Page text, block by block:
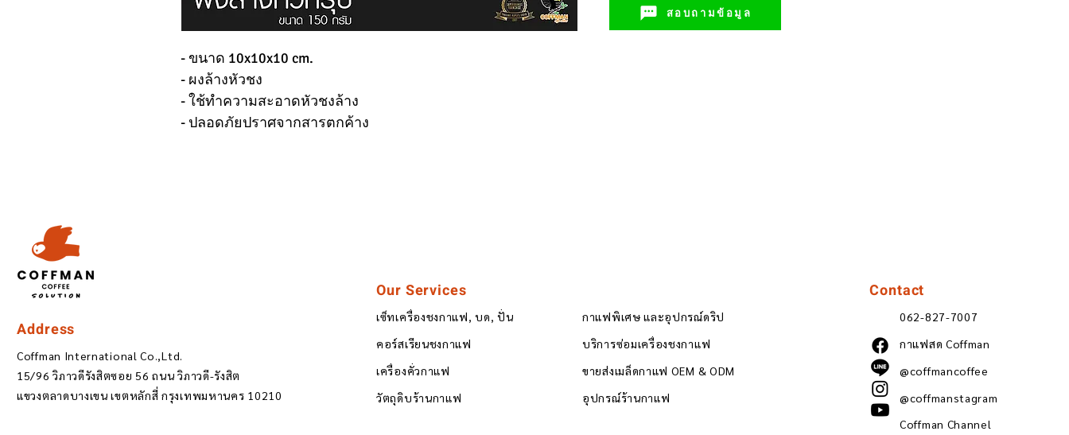
- ขนาด 10x10x10 cm.
- ผงล้างหัวชง
- ใช้ทำความสะอาดหัวชงล้าง
- ปลอดภัยปราศจากสารตกค้าง
สอบถามข้อมูล
Address
Coffman International Co.,Ltd.
15/96 วิภาวดีรังสิตซอย 56 ถนน วิภาวดี-รังสิต
แขวงตลาดบางเขน เขตหลักสี่ กรุงเทพมหานคร 10210
Our Services
เซ็ทเครื่องชงกาแฟ, บด, ปั่น
คอร์สเรียนชงกาแฟ
เครื่องคั่วกาแฟ
วัตถุดิบร้านกาแฟ
กาแฟพิเศษ และอุปกรณ์ดริป
บริการซ่อมเครื่องชงกาแฟ
ขายส่งเมล็ดกาแฟ OEM & ODM
อุปกรณ์ร้านกาแฟ
Contact
062-827-7007
กาแฟสด Coffman
@coffmancoffee
@coffmanstagram
Coffman Channel